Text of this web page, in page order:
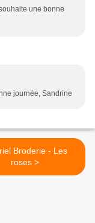
une bonne
journée, Sandrine
Broderie - Les
roses >